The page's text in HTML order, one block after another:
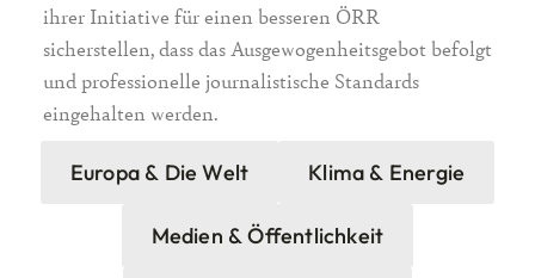
ihrer Initiative für einen besseren ÖRR
sicherstellen, dass das Ausgewogenheitsgebot befolgt
und professionelle journalistische Standards
eingehalten werden.
Europa & Die Welt Klima & Energie
Medien & Öffentlichkeit